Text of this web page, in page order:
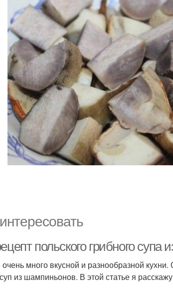
польского грибного супа
много вкусной и разнообразной
из шампиньонов. В этой статье я